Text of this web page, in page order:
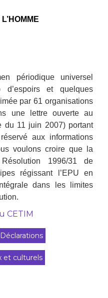
périodique universel
d’espoirs et quelques
par 61 organisations
une lettre ouverte au
du 11 juin 2007) portant
aux informations
voulons croire que la
1996/31 de
régissant l’EPU en
dans les limites
CETIM
Déclarations
et culturels